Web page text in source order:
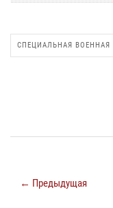
СПЕЦИАЛЬНАЯ ВОЕННАЯ
← Предыдущая